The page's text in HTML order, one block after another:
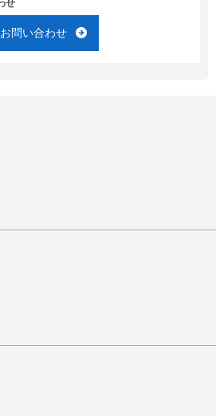
せ
お問い合わせ